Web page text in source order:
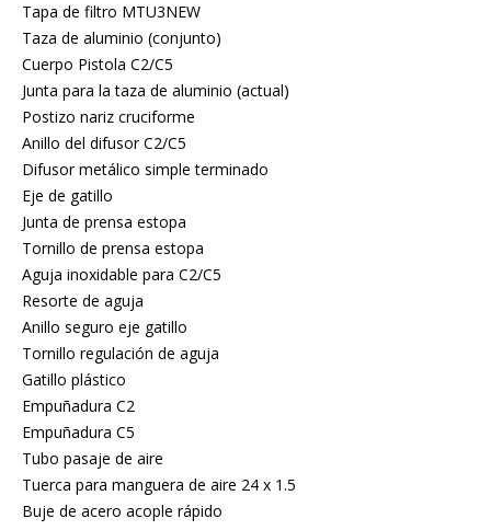
Tapa de filtro MTU3NEW
Taza de aluminio (conjunto)
Cuerpo Pistola C2/C5
Junta para la taza de aluminio (actual)
Postizo nariz cruciforme
Anillo del difusor C2/C5
Difusor metálico simple terminado
Eje de gatillo
Junta de prensa estopa
Tornillo de prensa estopa
Aguja inoxidable para C2/C5
Resorte de aguja
Anillo seguro eje gatillo
Tornillo regulación de aguja
Gatillo plástico
Empuñadura C2
Empuñadura C5
Tubo pasaje de aire
Tuerca para manguera de aire 24 x 1.5
Buje de acero acople rápido